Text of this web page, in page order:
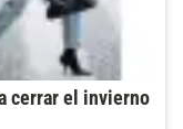
cerrar el invierno